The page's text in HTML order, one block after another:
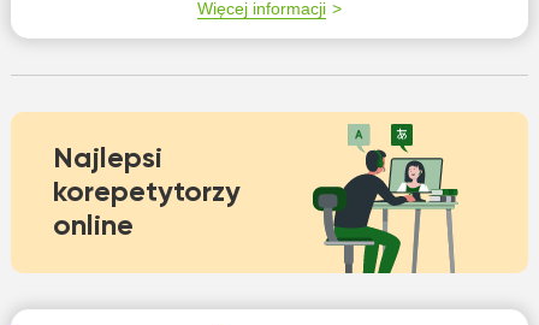
Więcej informacji
Najlepsi
korepetytorzy
online